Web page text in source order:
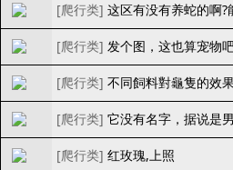
[爬行类] 这区有没有养蛇的啊
[爬行类] 发个图，这也算宠物
[爬行类] 不同飼料對龜隻的效
[爬行类] 它没有名字，据说是男
[爬行类] 红玫瑰,上照